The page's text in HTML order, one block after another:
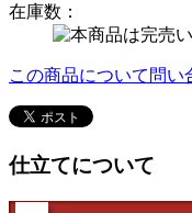
在庫数 ：
この商品について問い
仕立てについて